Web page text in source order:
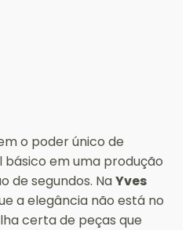
o poder único de
em uma produção
de segundos. Na Yves
a elegância não está no
certa de peças que